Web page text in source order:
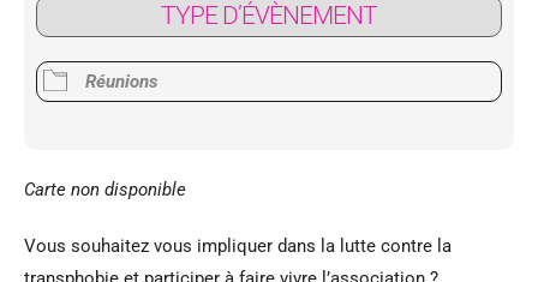
TYPE D’ÉVÈNEMENT
Réunions
Carte non disponible
Vous souhaitez vous impliquer dans la lutte contre la